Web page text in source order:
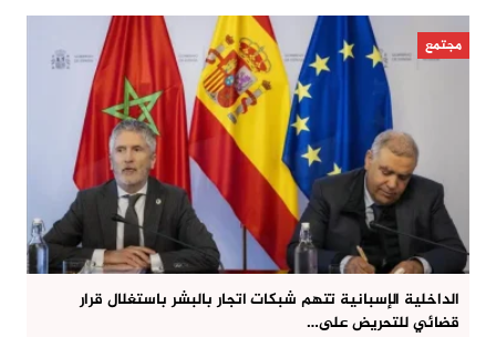
مجتمع
الداخلية الإسبانية تتهم شبكات اتجار بالبشر باستغلال قرار
قضائي للتحريض على…